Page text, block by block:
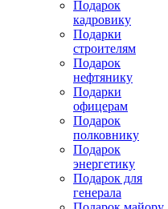
Подарок
кадровику
Подарки
строителям
Подарок
нефтянику
Подарки
офицерам
Подарок
полковнику
Подарок
энергетику
Подарок для
генерала